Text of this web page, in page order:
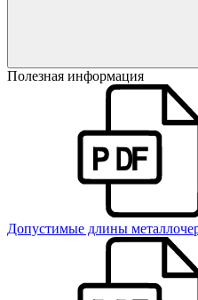
Полезная информация
Допустимые длины